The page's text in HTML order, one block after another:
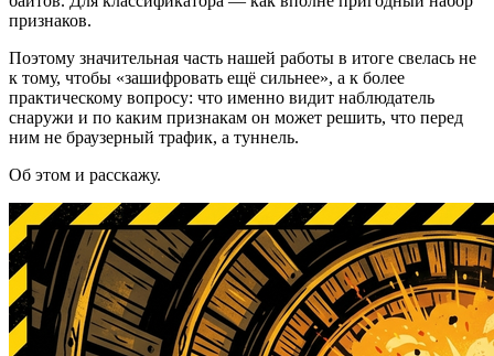
признаков.
Поэтому значительная часть нашей работы в итоге свелась не
к тому, чтобы «зашифровать ещё сильнее», а к более
практическому вопросу: что именно видит наблюдатель
снаружи и по каким признакам он может решить, что перед
ним не браузерный трафик, а туннель.
Об этом и расскажу.